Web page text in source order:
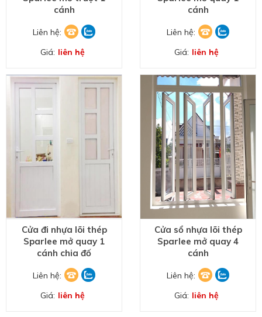
cánh
Liên hệ:
Giá: liên hệ
cánh
Liên hệ:
Giá: liên hệ
Cửa đi nhựa lõi thép
Sparlee mở quay 1
cánh chia đố
Liên hệ:
Giá: liên hệ
Cửa sổ nhựa lõi thép
Sparlee mở quay 4
cánh
Liên hệ:
Giá: liên hệ